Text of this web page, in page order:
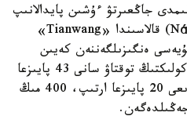
جاڭعىرتۋ ءۇشىن پايدالانىپ
وتىر. ماسەلەن، نانتۋن(Nántōng) قالاسىندا «Tianwang»
ەنگىزىلگەننەن كەيىن
كەپتەلىس ۋاقىتى 58 پايىزعا، كولىكتىڭ توقتاۋ سانى 43 پايىزعا
قىسقارعان. قوزعالىس جىلدامدىعى 20 پايىزعا ارتىپ، 400 مىڭ